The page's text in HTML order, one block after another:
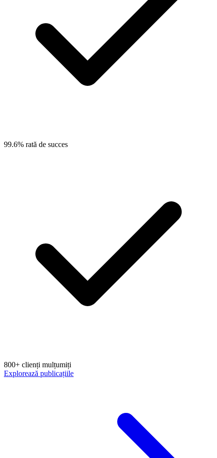
99.6% rată de succes
800+ clienți mulțumiți
Explorează publicațiile